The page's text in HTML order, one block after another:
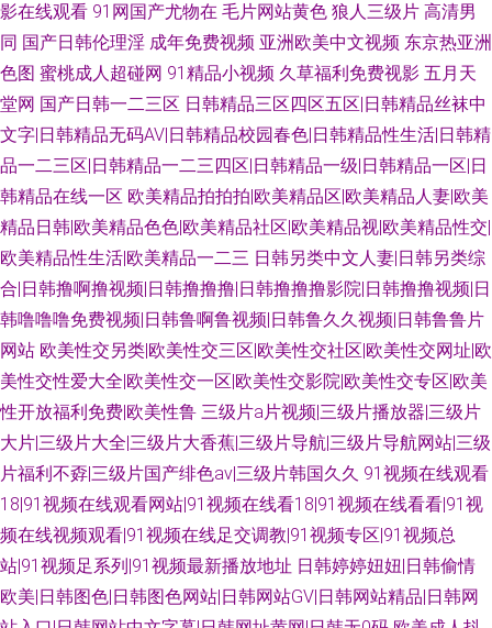
影在线观看 91网国产尤物在 毛片网站黄色 狼人三级片 高清男
同 国产日韩伦理淫 成年免费视频 亚洲欧美中文视频 东京热亚洲
色图 蜜桃成人超碰网 91精品小视频 久草福利免费视影 五月天
堂网 国产日韩一二三区 日韩精品三区四区五区|日韩精品丝袜中
文字|日韩精品无码AV|日韩精品校园春色|日韩精品性生活|日韩精
品一二三区|日韩精品一二三四区|日韩精品一级|日韩精品一区|日
韩精品在线一区 欧美精品拍拍拍|欧美精品区|欧美精品人妻|欧美
精品日韩|欧美精品色色|欧美精品社区|欧美精品视|欧美精品性交|
欧美精品性生活|欧美精品一二三 日韩另类中文人妻|日韩另类综
合|日韩撸啊撸视频|日韩撸撸撸|日韩撸撸撸影院|日韩撸撸视频|日
韩噜噜噜免费视频|日韩鲁啊鲁视频|日韩鲁久久视频|日韩鲁鲁片
网站 欧美性交另类|欧美性交三区|欧美性交社区|欧美性交网址|欧
美性交性爱大全|欧美性交一区|欧美性交影院|欧美性交专区|欧美
性开放福利免费|欧美性鲁 三级片a片视频|三级片播放器|三级片
大片|三级片大全|三级片大香蕉|三级片导航|三级片导航网站|三级
片福利不孬|三级片国产绯色av|三级片韩国久久 91视频在线观看
18|91视频在线观看网站|91视频在线看18|91视频在线看看|91视
频在线视频观看|91视频在线足交调教|91视频专区|91视频总
站|91视频足系列|91视频最新播放地址 日韩婷婷妞妞|日韩偷情
欧美|日韩图色|日韩图色网站|日韩网站GV|日韩网站精品|日韩网